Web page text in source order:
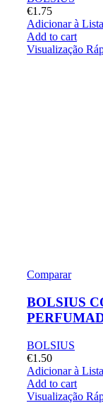
€1.75
Adicionar à
Add to cart
Visualização
Comparar
BOLSIUS
BOLSIUS
€1.50
Adicionar à
Add to cart
Visualização